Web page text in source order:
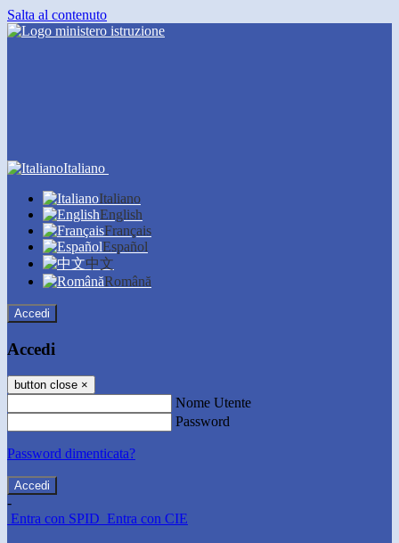
Salta al contenuto
Italiano
Italiano
English
Français
Español
中文
Română
Accedi
Accedi
button close ×
Nome Utente
Password
Password dimenticata?
-
Entra con SPID Entra con CIE